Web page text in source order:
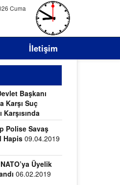
Cuma
İletişim
Başkanı
Karşı Suç
Karşısında
Polise Savaş
Hapis09.04.2019
Üyelik
06.02.2019